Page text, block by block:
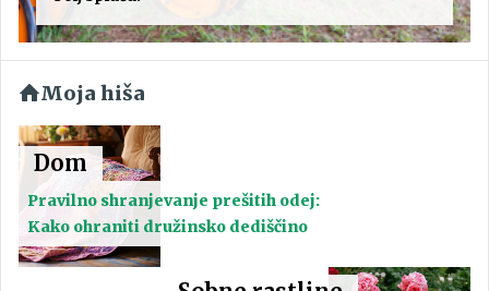
Moja hiša
Dom
Pravilno shranjevanje prešitih odej:
Kako ohraniti družinsko dediščino